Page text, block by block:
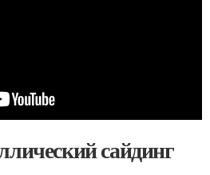
сайдинг